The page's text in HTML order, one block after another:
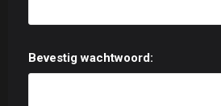
Bevestig wachtwoord: